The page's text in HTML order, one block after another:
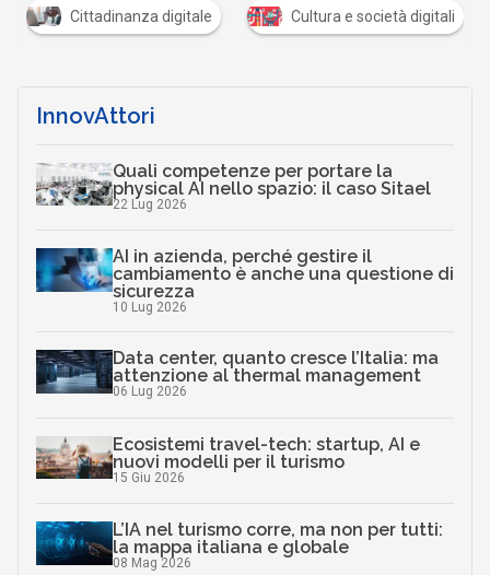
Cittadinanza digitale Cultura e società digitali
InnovAttori
Quali competenze per portare la
physical AI nello spazio: il caso Sitael
22 Lug 2026
AI in azienda, perché gestire il
cambiamento è anche una questione di
sicurezza
10 Lug 2026
Data center, quanto cresce l’Italia: ma
attenzione al thermal management
06 Lug 2026
Ecosistemi travel-tech: startup, AI e
nuovi modelli per il turismo
15 Giu 2026
L’IA nel turismo corre, ma non per tutti:
la mappa italiana e globale
08 Mag 2026